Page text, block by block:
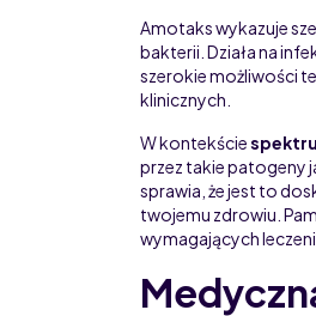
Amotaks wykazuje
bakterii. Działa na
szerokie możliwości
klinicznych.
W kontekście
przez takie patogeny
sprawia, że jest to
twojemu zdrowiu.
wymagających